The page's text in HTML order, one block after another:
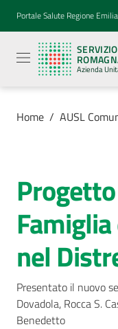
Vai al contenuto
Vai alla navigazione
Vai al footer
Portale Salute Regione
Azienda
Sanitario
Regionale
Emilia-
Romagna
Azienda
Sanitaria
Locale della
Azienda
Servizi
Luoghi
di
cura
Home / AUSL
Salta al contenuto
nel
Presentato il nuovo
Dovadola, Rocca S.
Benedetto